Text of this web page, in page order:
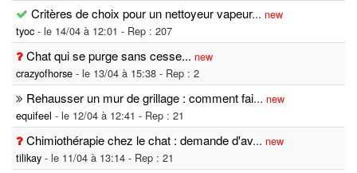
Critères de choix pour un nettoyeur vapeur... new
tyoc - le 14/04 à 12:01 - Rep : 207
Chat qui se purge sans cesse... new
crazyofhorse - le 13/04 à 15:38 - Rep : 2
Rehausser un mur de grillage : comment fai... new
equifeel - le 12/04 à 12:41 - Rep : 21
Chimiothérapie chez le chat : demande d'av... new
tilikay - le 11/04 à 13:14 - Rep : 21